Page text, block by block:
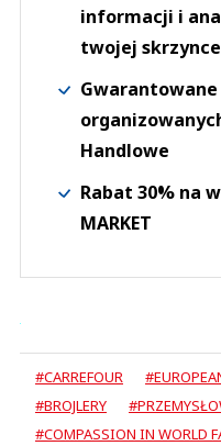
informacji i
twojej
Handlowe
Rabat 30% na
MARKET
#CARREFOUR
#BROJLERY
#COMPASSION IN WORLD